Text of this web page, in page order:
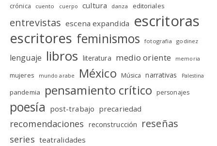
crónica cuento cuerpo cultura danza editoriales
entrevistas escena expandida escritoras
escritores feminismos fotografia godinez
lenguaje libros literatura medio oriente memoria
mujeres mundo arabe México Música narrativas Palestina
pandemia pensamiento crítico personajes
poesía post-trabajo precariedad
recomendaciones reconstrucción reseñas
series teatralidades